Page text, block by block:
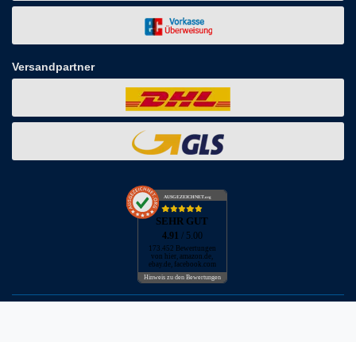
Versandpartner
AUSGEZEICHNET.org
SEHR GUT
4.91 / 5.00
173.452 Bewertungen
von hier, amazon.de,
ebay.de, facebook.com
Hinweis zu den Bewertungen